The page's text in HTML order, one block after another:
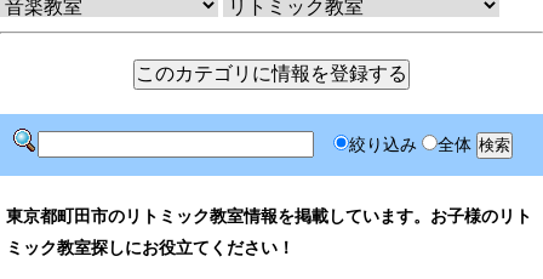
絞り込み 全体
東京都町田市のリトミック教室情報を掲載しています。お子様のリト
ミック教室探しにお役立てください！